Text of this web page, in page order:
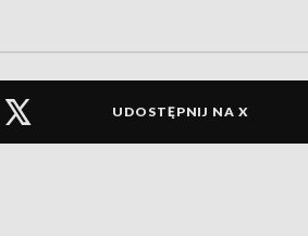
UDOSTĘPNIJ NA X